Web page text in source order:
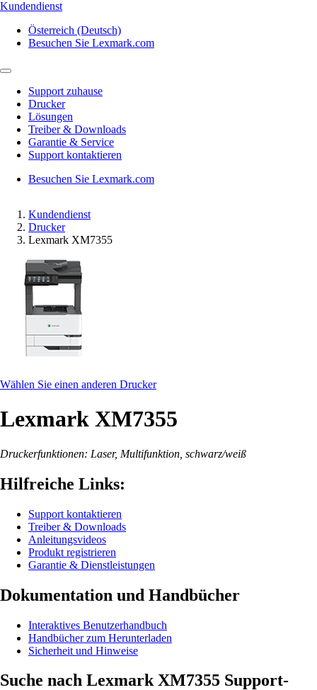
Kundendienst
Österreich (Deutsch)
Besuchen Sie Lexmark.com
Support zuhause
Drucker
Lösungen
Treiber & Downloads
Garantie & Service
Support kontaktieren
Besuchen Sie Lexmark.com
Kundendienst
Drucker
Lexmark XM7355
Wählen Sie einen anderen Drucker
Lexmark XM7355
Druckerfunktionen: Laser, Multifunktion, schwarz/weiß
Hilfreiche Links:
Support kontaktieren
Treiber & Downloads
Anleitungsvideos
Produkt registrieren
Garantie & Dienstleistungen
Dokumentation und Handbücher
Interaktives Benutzerhandbuch
Handbücher zum Herunterladen
Sicherheit und Hinweise
Suche nach Lexmark XM7355 Support-